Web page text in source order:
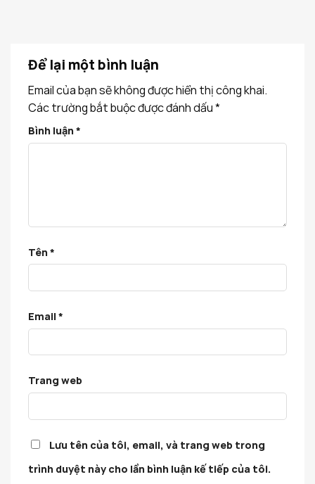
Để lại một bình luận
Email của bạn sẽ không được hiển thị công khai.
Các trường bắt buộc được đánh dấu*
Bình luận *
Tên *
Email *
Trang web
Lưu tên của tôi, email, và trang web trong
trình duyệt này cho lần bình luận kế tiếp của tôi.